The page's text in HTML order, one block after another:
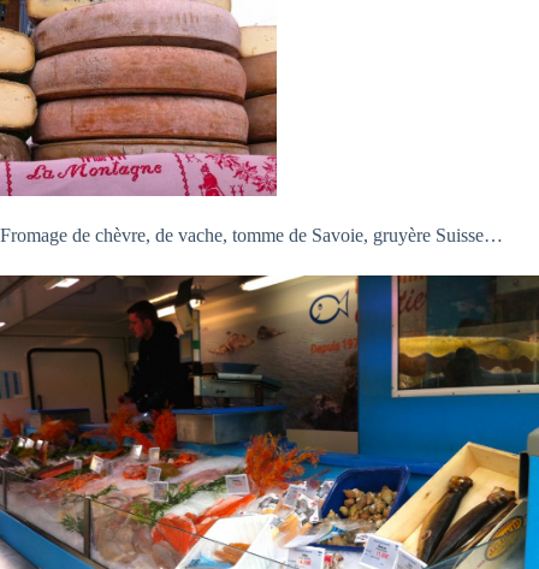
Fromage de chèvre, de vache, tomme de Savoie, gruyère Suisse…